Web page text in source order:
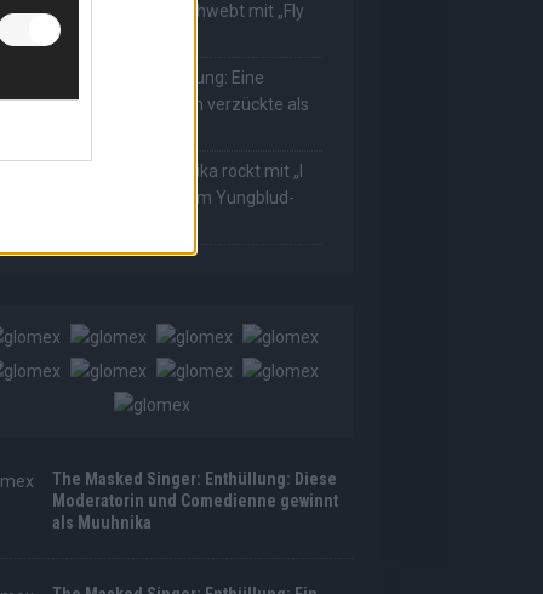
Masked Singer: King schwebt mit „Fly
To The Moon“!
Masked Singer: Enthüllung: Eine
Moderatorin verzückte als
Masked Singer: Muuhnika rockt mit „I
Made For Loving You“ im Yungblud-
The Masked Singer: Enthüllung: Diese
Moderatorin und Comedienne gewinnt
als Muuhnika